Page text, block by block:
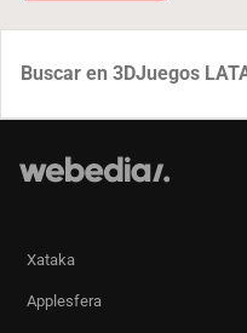
Xataka
Applesfera